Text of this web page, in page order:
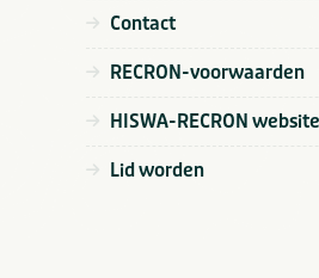
Contact
RECRON-voorwaarden
HISWA-RECRON
Lid worden